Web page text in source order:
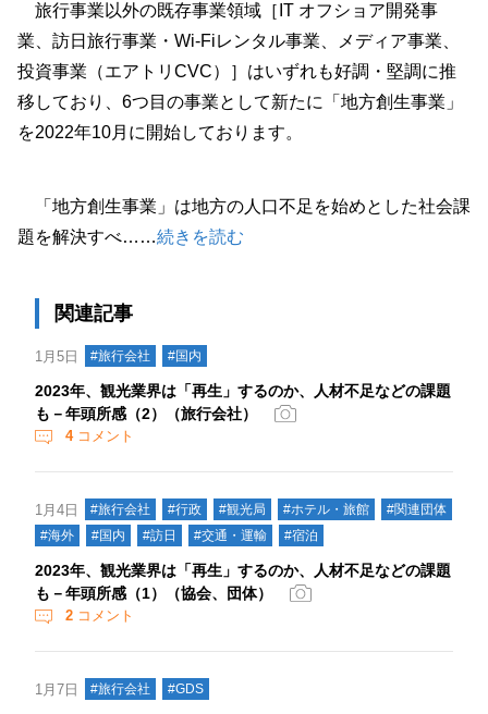
旅行事業以外の既存事業領域［IT オフショア開発事
業、訪日旅行事業・Wi-Fiレンタル事業、メディア事業、
投資事業（エアトリCVC）］はいずれも好調・堅調に推
移しており、6つ目の事業として新たに「地方創生事業」
を2022年10月に開始しております。
「地方創生事業」は地方の人口不足を始めとした社会課
題を解決すべ……続きを読む
関連記事
1月5日 #旅行会社 #国内
2023年、観光業界は「再生」するのか、人材不足などの課題
も－年頭所感（2）（旅行会社）
4コメント
1月4日 #旅行会社 #行政 #観光局 #ホテル・旅館
#関連団体
#海外
#国内 #訪日 #交通・運輸 #宿泊
2023年、観光業界は「再生」するのか、人材不足などの課題
も－年頭所感（1）（協会、団体）
2 コメント
1月7日 #旅行会社 #GDS